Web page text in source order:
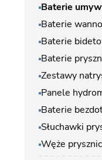
Baterie
Baterie
Baterie
Baterie
Zestawy
Panele
Baterie
Słuchawki
Węże